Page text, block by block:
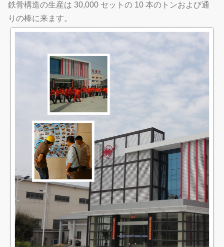
鉄骨構造の生産は 30,000 セットの 10 本のトンおよび通
りの棒に来ます。